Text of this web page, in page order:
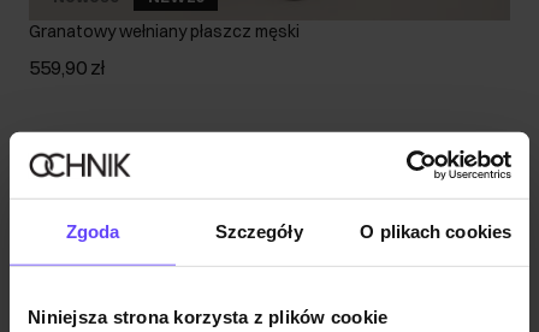
Zgoda Szczegóły O plikach cookies
Niniejsza strona korzysta z plików cookie
Granatowy wełniany płaszcz męski
559,90 zł